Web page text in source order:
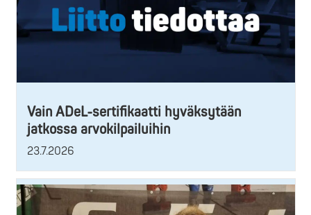
Vain ADeL-sertifikaatti hyväksytään
jatkossa arvokilpailuihin
23.7.2026